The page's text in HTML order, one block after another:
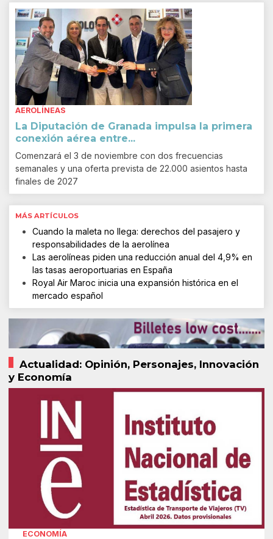
AEROLÍNEAS
La Diputación de Granada impulsa la primera
conexión aérea entre...
Comenzará el 3 de noviembre con dos frecuencias
semanales y una oferta prevista de 22.000 asientos hasta
finales de 2027
MÁS ARTÍCULOS
Cuando la maleta no llega: derechos del pasajero y
responsabilidades de la aerolínea
Las aerolíneas piden una reducción anual del 4,9% en
las tasas aeroportuarias en España
Royal Air Maroc inicia una expansión histórica en el
mercado español
Actualidad: Opinión, Personajes, Innovación
y Economía
ECONOMÍA